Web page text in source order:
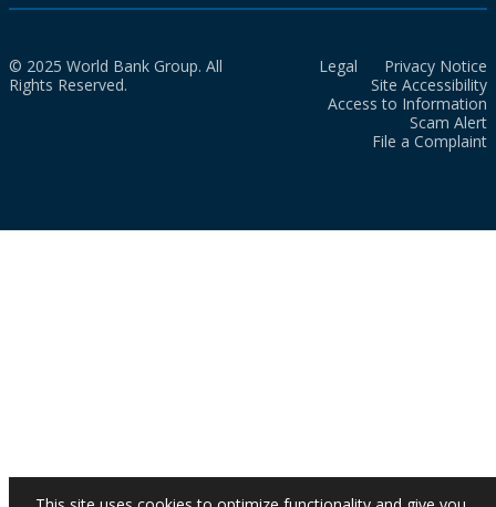
© 2025 World Bank Group. All
Rights Reserved.
Legal
Privacy Notice
Site Accessibility
Access to Information
Scam Alert
File a Complaint